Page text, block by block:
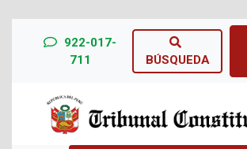
922-017-
711
BÚSQUEDA